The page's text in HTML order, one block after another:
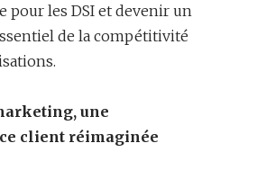
pour les DSI et devenir un
de la compétitivité
une
client réimaginée